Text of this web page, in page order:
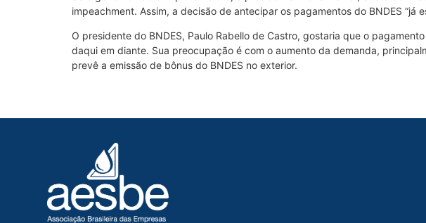
impeachment. Assim, a decisão de antecipar os pagamentos do BNDES
O presidente do BNDES, Paulo Rabello de Castro, gostaria que o
daqui em diante. Sua preocupação é com o aumento da demanda,
prevê a emissão de bônus do BNDES no exterior.